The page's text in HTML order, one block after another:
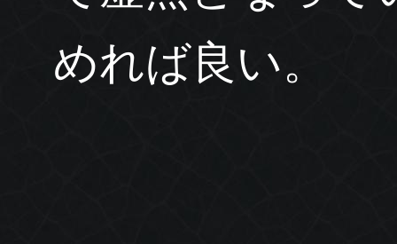
めれば良い。